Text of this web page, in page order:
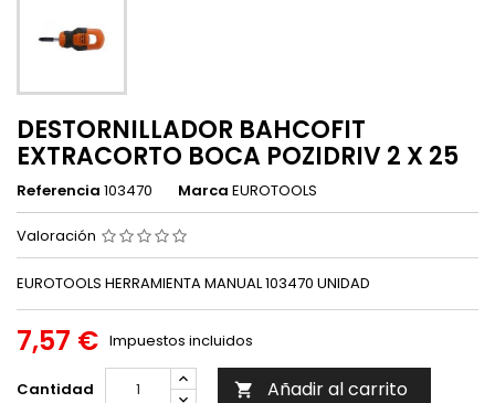
DESTORNILLADOR BAHCOFIT
EXTRACORTO BOCA POZIDRIV 2 X 25
Referencia 103470 Marca EUROTOOLS
Valoración
EUROTOOLS HERRAMIENTA MANUAL 103470 UNIDAD
7,57 € Impuestos incluidos
Cantidad  Añadir al carrito